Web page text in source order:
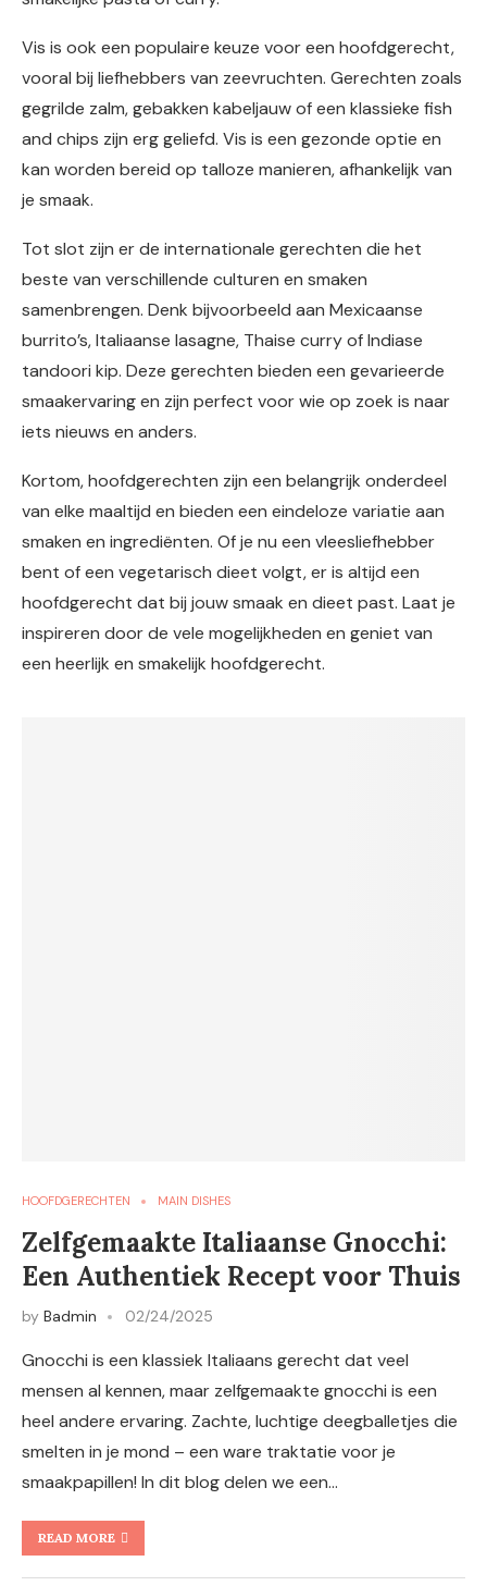
Vis is ook een populaire keuze voor een hoofdgerecht,
vooral bij liefhebbers van zeevruchten. Gerechten zoals
gegrilde zalm, gebakken kabeljauw of een klassieke fish
and chips zijn erg geliefd. Vis is een gezonde optie en
kan worden bereid op talloze manieren, afhankelijk van
je smaak.
Tot slot zijn er de internationale gerechten die het
beste van verschillende culturen en smaken
samenbrengen. Denk bijvoorbeeld aan Mexicaanse
burrito’s, Italiaanse lasagne, Thaise curry of Indiase
tandoori kip. Deze gerechten bieden een gevarieerde
smaakervaring en zijn perfect voor wie op zoek is naar
iets nieuws en anders.
Kortom, hoofdgerechten zijn een belangrijk onderdeel
van elke maaltijd en bieden een eindeloze variatie aan
smaken en ingrediënten. Of je nu een vleesliefhebber
bent of een vegetarisch dieet volgt, er is altijd een
hoofdgerecht dat bij jouw smaak en dieet past. Laat je
inspireren door de vele mogelijkheden en geniet van
een heerlijk en smakelijk hoofdgerecht.
HOOFDGERECHTEN MAIN DISHES
Zelfgemaakte Italiaanse Gnocchi:
Een Authentiek Recept voor Thuis
by Badmin 02/24/2025
Gnocchi is een klassiek Italiaans gerecht dat veel
mensen al kennen, maar zelfgemaakte gnocchi is een
heel andere ervaring. Zachte, luchtige deegballetjes die
smelten in je mond – een ware traktatie voor je
smaakpapillen! In dit blog delen we een…
READ MORE